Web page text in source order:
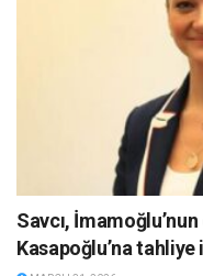
Savcı,
Kasapoğlu’na